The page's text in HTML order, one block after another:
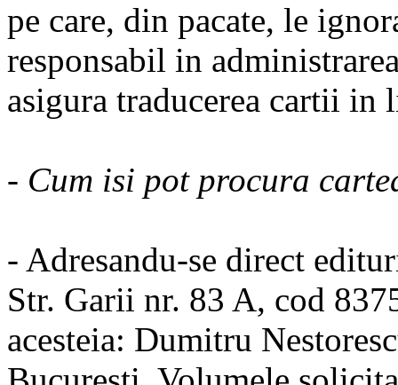
pe care, din pacate, le
responsabil in
asigura traducerea cartii
- Cum isi pot procura
- Adresandu-se direct
Str. Garii nr. 83 A, cod
acesteia: Dumitru